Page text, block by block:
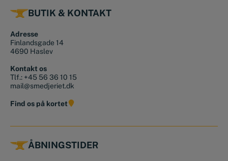
BUTIK & KONTAKT
Adresse
Finlandsgade 14
4690 Haslev
Kontakt os
Tlf.: +45 56 36 10 15
mail@smedjeriet.dk
Find os på kortet
ÅBNINGSTIDER